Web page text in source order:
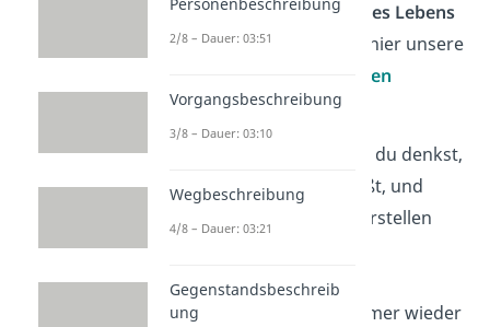
an dieschönen Dinge des Lebens
zu erinnern, haben wir hier unsere
Top 3 der aufmunternden
Sprüchefür dich:
, als du denkst,
mutiger, als du weißt, und
klüger, als du dir vorstellen
geht immer wieder
2/8 – Dauer: 03:51
Vorgangsbeschreibung
3/8 – Dauer: 03:10
Wegbeschreibung
4/8 – Dauer: 03:21
Gegenstandsbeschreib
ung